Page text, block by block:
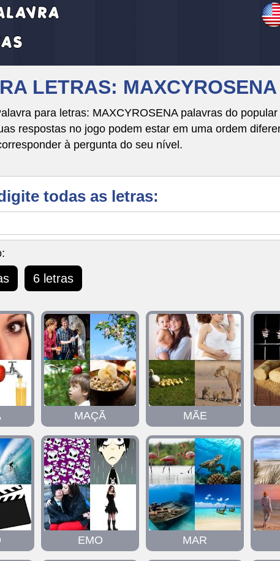
LETRAS: MAXCYROSENA
para letras: MAXCYROSENA palavras do
respostas no jogo podem estar em uma ordem
à pergunta do seu nível.
todas as letras:
6 letras
MAÇÃ MÃE
EMO MAR